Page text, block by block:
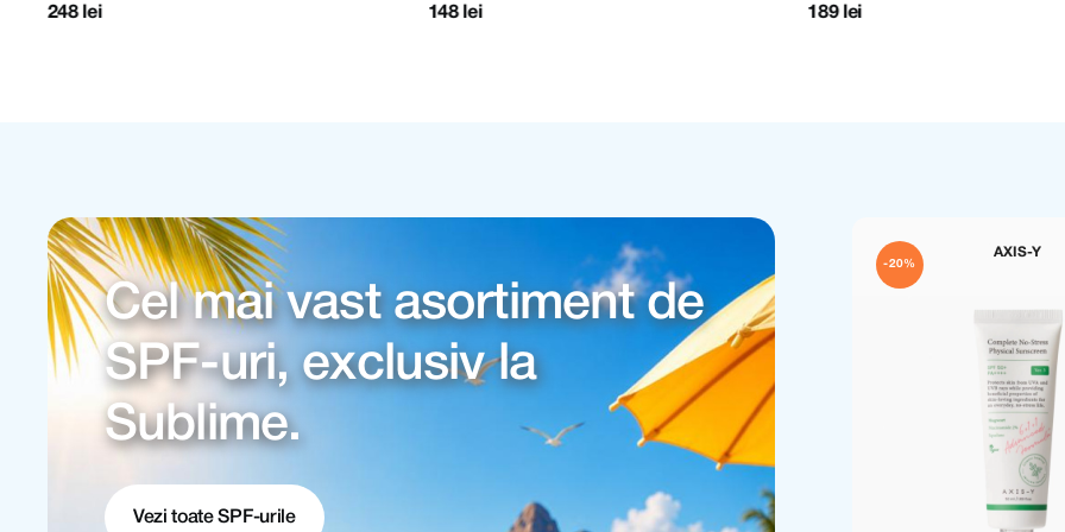
148 lei 189 lei 108 lei
Cel mai vast asortiment de
SPF-uri, exclusiv la
Sublime.
Vezi toate SPF-urile
AXIS-Y
-20%
ARENCIA ALTRUIST
-20%